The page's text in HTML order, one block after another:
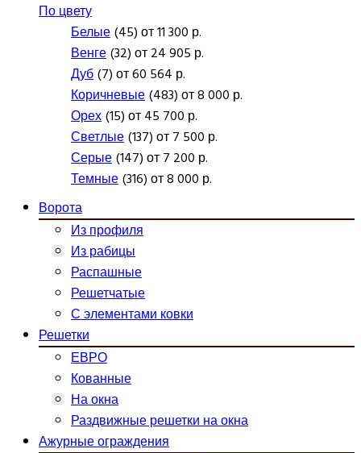
По цвету
Белые(45) от 11 300 р.
Венге(32) от 24 905 р.
Дуб(7) от 60 564 р.
Коричневые(483) от 8 000 р.
Орех(15) от 45 700 р.
Светлые(137) от 7 500 р.
Серые(147) от 7 200 р.
Темные(316) от 8 000 р.
Ворота
Из профиля
Из рабицы
Распашные
Решетчатые
С элементами ковки
Решетки
ЕВРО
Кованные
На окна
Раздвижные решетки на окна
Ажурные ограждения